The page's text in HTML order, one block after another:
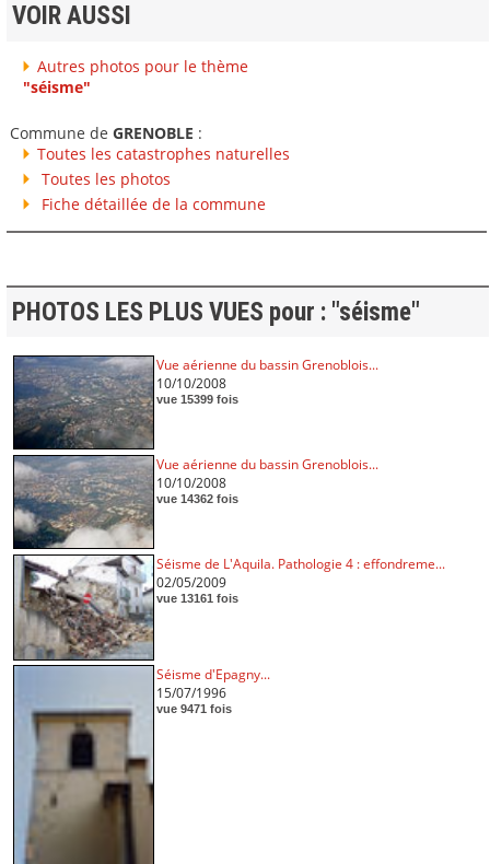
VOIR AUSSI
Autres photos pour le thème
"séisme"
Commune de GRENOBLE :
Toutes les catastrophes naturelles
Toutes les photos
Fiche détaillée de la commune
PHOTOS LES PLUS VUES pour : "séisme"
Vue aérienne du bassin Grenoblois...
10/10/2008
vue 15399 fois
Vue aérienne du bassin Grenoblois...
10/10/2008
vue 14362 fois
Séisme de L'Aquila. Pathologie 4 : effondreme...
02/05/2009
vue 13161 fois
Séisme d'Epagny...
15/07/1996
vue 9471 fois